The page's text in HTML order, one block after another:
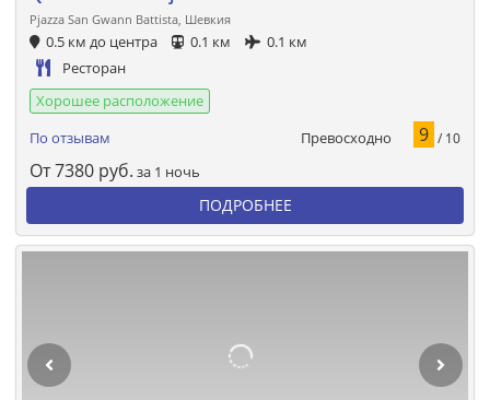
Pjazza San Gwann Battista, Шевкия
0.5 км до центра 0.1 км
0.1 км
Ресторан
Хорошее расположение
По отзывам
Превосходно 9 / 10
От7380 руб. за 1 ночь
ПОДРОБНЕЕ